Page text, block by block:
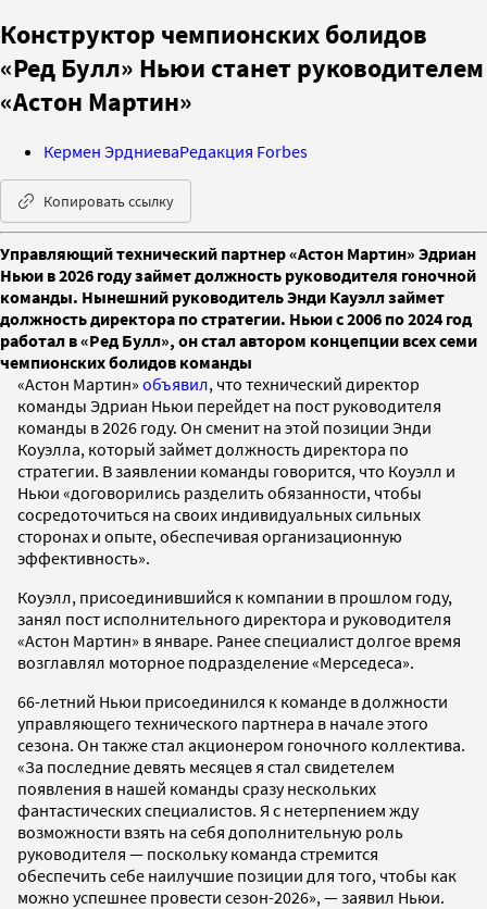
Конструктор чемпионских болидов
«Ред Булл» Ньюи станет руководителем
«Астон Мартин»
Кермен ЭрдниеваРедакция Forbes
Копировать ссылку
Управляющий технический партнер «Астон Мартин» Эдриан
Ньюи в 2026 году займет должность руководителя гоночной
команды. Нынешний руководитель Энди Кауэлл займет
должность директора по стратегии. Ньюи с 2006 по 2024 год
работал в «Ред Булл», он стал автором концепции всех семи
чемпионских болидов команды
«Астон Мартин» объявил, что технический директор
команды Эдриан Ньюи перейдет на пост руководителя
команды в 2026 году. Он сменит на этой позиции Энди
Коуэлла, который займет должность директора по
стратегии. В заявлении команды говорится, что Коуэлл и
Ньюи «договорились разделить обязанности, чтобы
сосредоточиться на своих индивидуальных сильных
сторонах и опыте, обеспечивая организационную
эффективность».
Коуэлл, присоединившийся к компании в прошлом году,
занял пост исполнительного директора и руководителя
«Астон Мартин» в январе. Ранее специалист долгое время
возглавлял моторное подразделение «Мерседеса».
66-летний Ньюи присоединился к команде в должности
управляющего технического партнера в начале этого
сезона. Он также стал акционером гоночного коллектива.
«За последние девять месяцев я стал свидетелем
появления в нашей команды сразу нескольких
фантастических специалистов. Я с нетерпением жду
возможности взять на себя дополнительную роль
руководителя — поскольку команда стремится
обеспечить себе наилучшие позиции для того, чтобы как
можно успешнее провести сезон-2026», — заявил Ньюи.